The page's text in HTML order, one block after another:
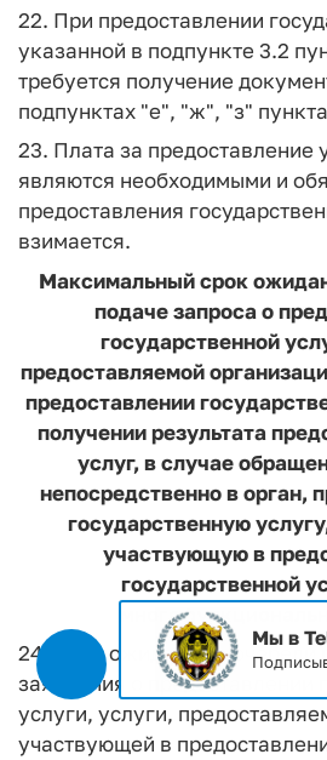
22. При предоставлении
указанной в подпункте 3.2
требуется получение
подпунктах "е", "ж", "з"
23. Плата за предоставление
являются необходимыми и
предоставления
взимается.
Максимальный срок
подаче запроса о
государственной
предоставляемой
предоставлении
получении результата
услуг, в случае
непосредственно в орган,
государственную
участвующую в
государственной
24. Срок ожидания в очереди
заявления о предоставлении
услуги, услуги,
участвующей в
Мы в